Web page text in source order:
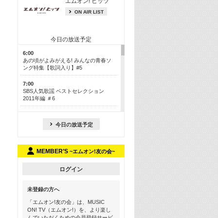
ON AIR LIST
今日の放送予定
6:00
あの頃がよみがえる! みんなの青春ソ
ング特集【歌詞入り】#5
7:00
SBS人気歌謡 ベストセレクション
2011年編 ＃6
今も昔も愛される鉄板カラオケメドレ
ー【歌詞入り】 一挙5時間！
13:30
Apple Music カウントダウン 20
16:30
あのころK-POPヒッツ! 2018→2021年
今日の放送予定
MEMBER’S ~エムオン!友の会~
ログイン
未登録の方へ
「エムオン!友の会」は、MUSIC
ON! TV（エムオン!）を、より楽し